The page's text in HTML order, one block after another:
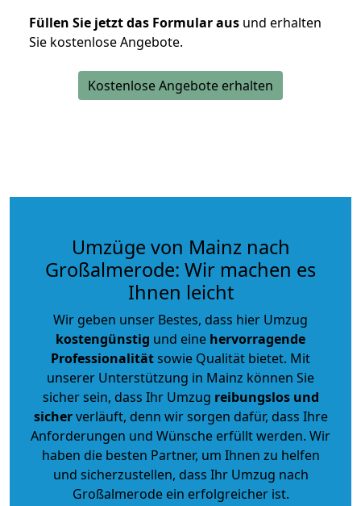
Füllen Sie jetzt das Formular aus und erhalten
Sie kostenlose Angebote.
Kostenlose Angebote erhalten
Umzüge von Mainz nach
Großalmerode: Wir machen es
Ihnen leicht
Wir geben unser Bestes, dass hier Umzug
kostengünstig und eine hervorragende
Professionalitätsowie Qualität bietet. Mit
unserer Unterstützung in Mainz können Sie
sicher sein, dass Ihr Umzug reibungslos und
sicherverläuft, denn wir sorgen dafür, dass Ihre
Anforderungen und Wünsche erfüllt werden. Wir
haben die besten Partner, um Ihnen zu helfen
und sicherzustellen, dass Ihr Umzug nach
Großalmerode ein erfolgreicher ist.